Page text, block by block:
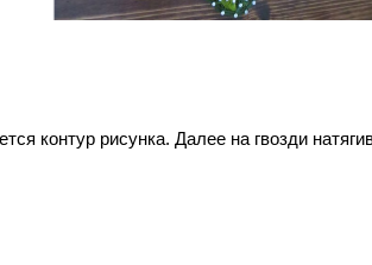
контур рисунка. Далее на гвозди